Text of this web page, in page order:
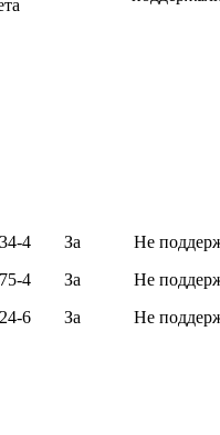
4
4
6
За
За
За
Не
Не
Не